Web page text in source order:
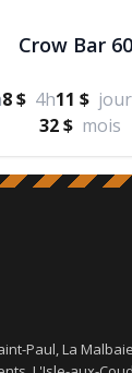
Crow Bar
8 $ 4h11 $ jour
32 $ mois
Paul, La